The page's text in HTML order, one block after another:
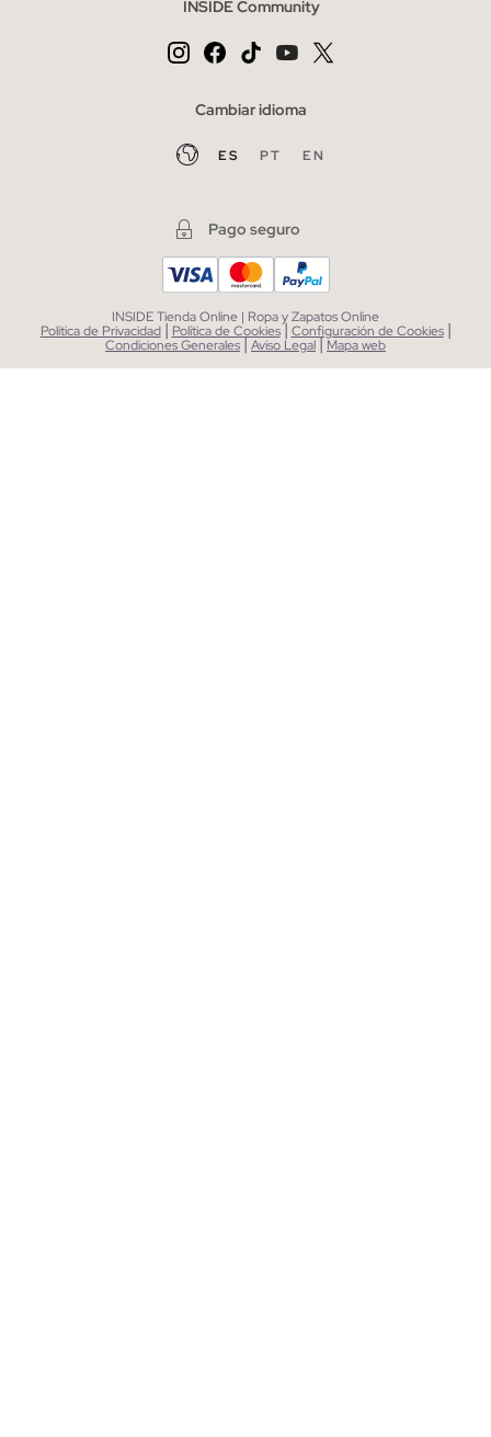
INSIDE Community
Cambiar idioma
ES PT EN
Pago seguro
INSIDE Tienda Online | Ropa y Zapatos Online
Política de Privacidad | Política de Cookies| Configuración de Cookies |
Condiciones Generales|Aviso Legal| Mapa web